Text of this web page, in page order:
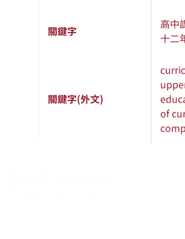
關鍵字 高中
十二
關鍵字(外文)
of